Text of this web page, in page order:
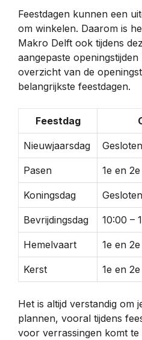
Feestdagen kunnen een
om winkelen. Daarom is
Makro Delft ook tijdens
aangepaste
overzicht van de
belangrijkste feestdagen.
Feestdag
Nieuwjaarsdag Gesloten
Pasen 1e en
Koningsdag Gesloten
Bevrijdingsdag 10:00 –
Hemelvaart 1e en
Kerst 1e en
Het is altijd verstandig om
plannen, vooral tijdens
voor verrassingen komt te